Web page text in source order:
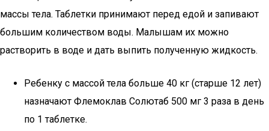
массы тела. Таблетки принимают перед едой и запивают
большим количеством воды. Малышам их можно
растворить в воде и дать выпить полученную жидкость.
Ребенку с массой тела больше 40 кг (старше 12 лет)
назначают Флемоклав Солютаб 500 мг 3 раза в день
по 1 таблетке.